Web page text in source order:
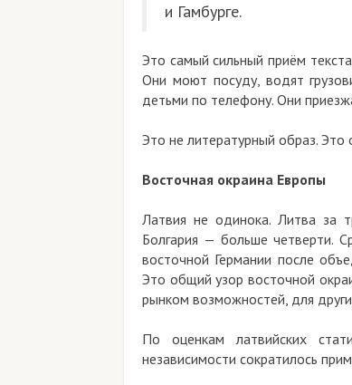
и Гамбурге.
Это самый сильный приём
Они моют посуду, водят
детьми по телефону. Они
Это не литературный образ. Это
Восточная окраина Европы
Латвия не одинока. Литва за
Болгария — больше четверти.
восточной Германии после
Это общий узор восточной
рынком возможностей, для
По оценкам латвийских
независимости сократилось